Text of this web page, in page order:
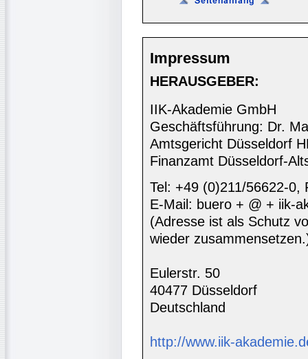
Impressum
HERAUSGEBER:
IIK-Akademie GmbH
Geschäftsführung: Dr.
Amtsgericht Düsseldorf
Finanzamt Düsseldorf-
Tel: +49 (0)211/56622-0,
E-Mail: buero + @ + iik-
(Adresse ist als Schutz
wieder
Eulerstr. 50
40477 Düsseldorf
Deutschland
http://www.iik-